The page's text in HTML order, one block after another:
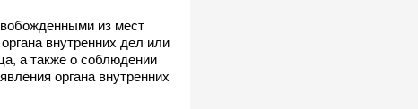
из мест
внутренних дел или
а также о соблюдении
органа внутренних